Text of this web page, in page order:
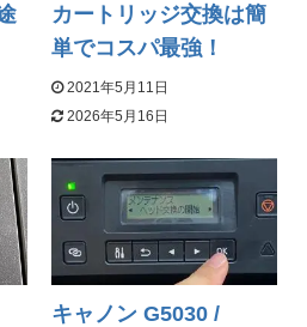
カートリッジ交換は簡
単でコスパ最強！
2021年5月11日
2026年5月16日
キャノン G5030 /